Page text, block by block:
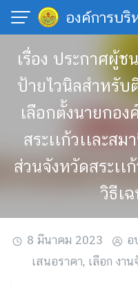
Skip
content
องค์การบริ
เรื่อง ประกาศผู้ช
ป้ายไวนิลสำหรั
เลือกตั้งนายกอง
สระเเก้วเเละส
ส่วนจังหวัดสระเเ
วิธีเฉ
8 มีนาคม 2023 อ
เสนอราคา, เลือก งา